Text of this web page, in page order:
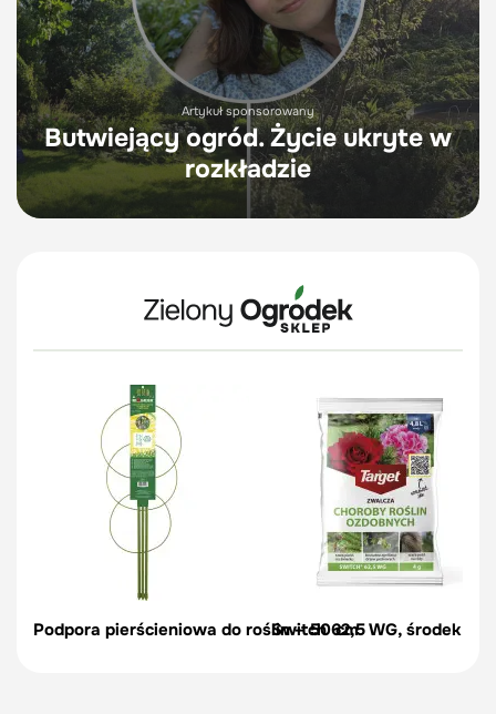
Artykuł sponsorowany
Butwiejący ogród. Życie ukryte w
rozkładzie
Podpora pierścieniowa do roślin – 50 cmSwitch 62,5 WG, środek